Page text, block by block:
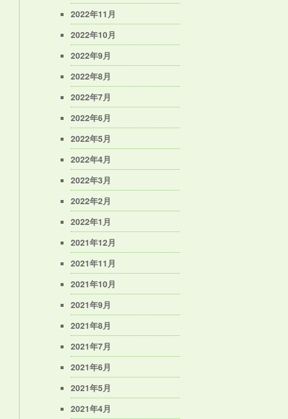
2022年11月
2022年10月
2022年9月
2022年8月
2022年7月
2022年6月
2022年5月
2022年4月
2022年3月
2022年2月
2022年1月
2021年12月
2021年11月
2021年10月
2021年9月
2021年8月
2021年7月
2021年6月
2021年5月
2021年4月